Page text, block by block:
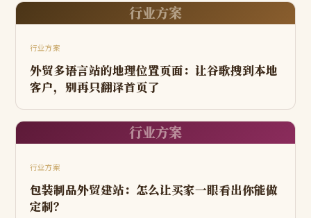
行业方案
行业方案
外贸多语言站的地理位置页面：让谷歌搜到本地
客户，别再只翻译首页了
行业方案
行业方案
包装制品外贸建站：怎么让买家一眼看出你能做
定制？